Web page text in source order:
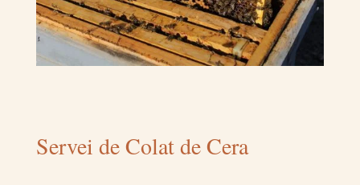
Servei de Colat de Cera